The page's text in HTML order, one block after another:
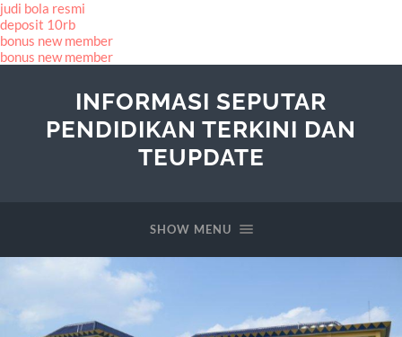
judi bola resmi
deposit 10rb
bonus new member
bonus new member
INFORMASI SEPUTAR
PENDIDIKAN TERKINI DAN
TEUPDATE
SHOW MENU